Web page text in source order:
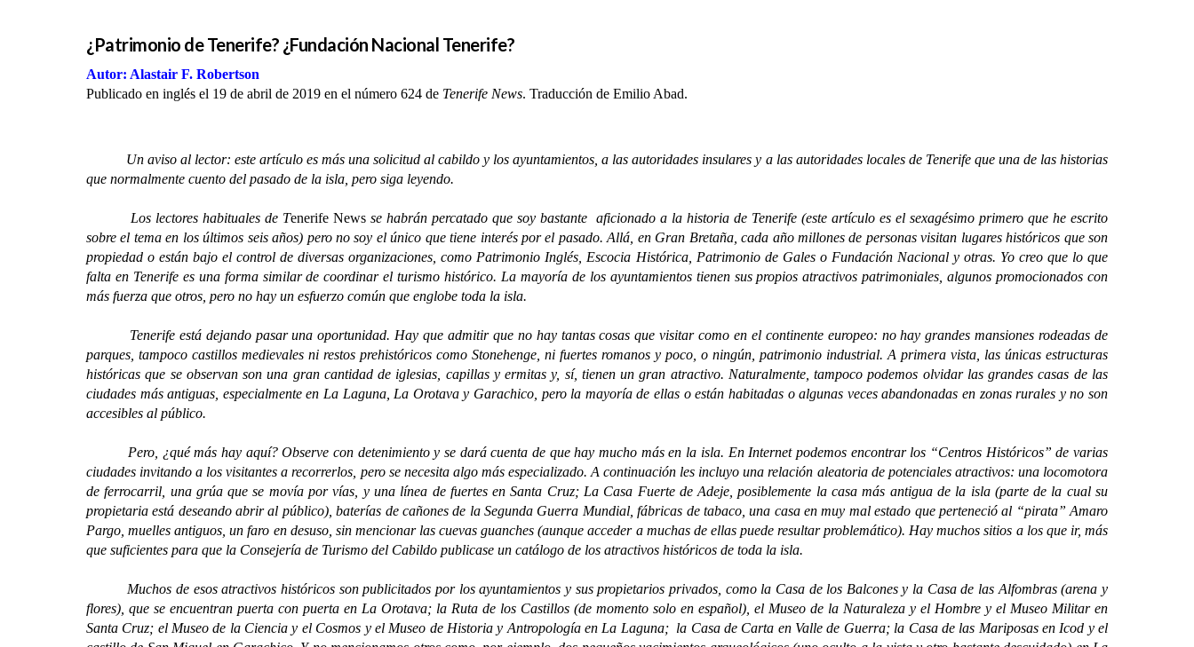
¿Patrimonio de Tenerife? ¿Fundación Nacional Tenerife?
Autor: Alastair F. Robertson
Publicado en inglés el 19 de abril de 2019 en el número 624 de Tenerife News. Traducción de Emilio Abad.
Un aviso al lector: este artículo es más una solicitud al cabildo y los ayuntamientos, a las autoridades insulares y a las autoridades locales de Tenerife que una de las historias
que normalmente cuento del pasado de la isla, pero siga leyendo.
Los lectores habituales de Tenerife News se habrán percatado que soy bastante aficionado a la historia de Tenerife (este artículo es el sexagésimo primero que he escrito
sobre el tema en los últimos seis años) pero no soy el único que tiene interés por el pasado. Allá, en Gran Bretaña, cada año millones de personas visitan lugares históricos que son
propiedad o están bajo el control de diversas organizaciones, como Patrimonio Inglés, Escocia Histórica, Patrimonio de Gales o Fundación Nacional y otras. Yo creo que lo que
falta en Tenerife es una forma similar de coordinar el turismo histórico. La mayoría de los ayuntamientos tienen sus propios atractivos patrimoniales, algunos promocionados con
más fuerza que otros, pero no hay un esfuerzo común que englobe toda la isla.
Tenerife está dejando pasar una oportunidad. Hay que admitir que no hay tantas cosas que visitar como en el continente europeo: no hay grandes mansiones rodeadas de
parques, tampoco castillos medievales ni restos prehistóricos como Stonehenge, ni fuertes romanos y poco, o ningún, patrimonio industrial. A primera vista, las únicas estructuras
históricas que se observan son una gran cantidad de iglesias, capillas y ermitas y, sí, tienen un gran atractivo. Naturalmente, tampoco podemos olvidar las grandes casas de las
ciudades más antiguas, especialmente en La Laguna, La Orotava y Garachico, pero la mayoría de ellas o están habitadas o algunas veces abandonadas en zonas rurales y no son
accesibles al público.
Pero, ¿qué más hay aquí? Observe con detenimiento y se dará cuenta de que hay mucho más en la isla. En Internet podemos encontrar los “Centros Históricos” de varias
ciudades invitando a los visitantes a recorrerlos, pero se necesita algo más especializado. A continuación les incluyo una relación aleatoria de potenciales atractivos: una locomotora
de ferrocarril, una grúa que se movía por vías, y una línea de fuertes en Santa Cruz; La Casa Fuerte de Adeje, posiblemente la casa más antigua de la isla (parte de la cual su
propietaria está deseando abrir al público), baterías de cañones de la Segunda Guerra Mundial, fábricas de tabaco, una casa en muy mal estado que perteneció al “pirata” Amaro
Pargo, muelles antiguos, un faro en desuso, sin mencionar las cuevas guanches (aunque acceder a muchas de ellas puede resultar problemático). Hay muchos sitios a los que ir, más
que suficientes para que la Consejería de Turismo del Cabildo publicase un catálogo de los atractivos históricos de toda la isla.
Muchos de esos atractivos históricos son publicitados por los ayuntamientos y sus propietarios privados, como la Casa de los Balcones y la Casa de las Alfombras (arena y
flores), que se encuentran puerta con puerta en La Orotava; la Ruta de los Castillos (de momento solo en español), el Museo de la Naturaleza y el Hombre y el Museo Militar en
Santa Cruz; el Museo de la Ciencia y el Cosmos y el Museo de Historia y Antropología en La Laguna; la Casa de Carta en Valle de Guerra; la Casa de las Mariposas en Icod y el